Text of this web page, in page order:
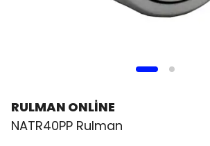
RULMAN ONLİNE
NATR40PP Rulman